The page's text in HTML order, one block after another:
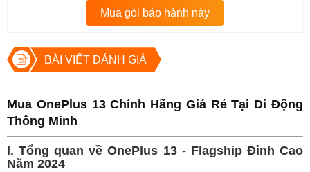
Mua gói bảo hành này
BÀI VIẾT ĐÁNH GIÁ
Mua OnePlus 13 Chính Hãng Giá Rẻ Tại Di Động
Thông Minh
I. Tổng quan về OnePlus 13 - Flagship Đỉnh Cao
Năm 2024